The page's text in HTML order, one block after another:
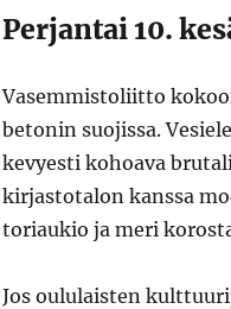
Perjantai 10.
Vasemmistoliitto
betonin suojissa.
kevyesti kohoava
kirjastotalon kanssa
toriaukio ja meri
Jos oululaisten